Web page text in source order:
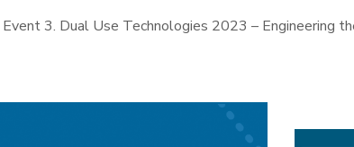
3. Dual Use Technologies 2023 – Engineering